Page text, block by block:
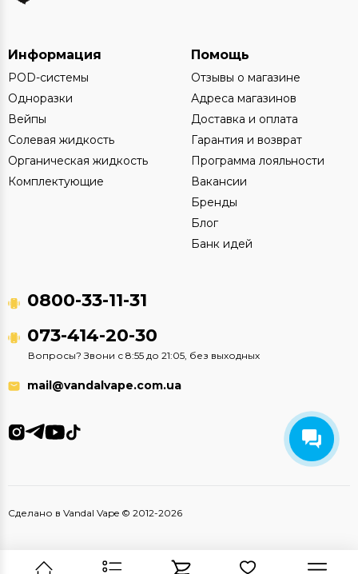
Информация
POD-системы
Одноразки
Вейпы
Солевая жидкость
Органическая жидкость
Комплектующие
Помощь
Отзывы о магазине
Адреса магазинов
Доставка и оплата
Гарантия и возврат
Программа лояльности
Вакансии
Бренды
Блог
Банк идей
0800-33-11-31
073-414-20-30
Вопросы? Звони с 8:55 до 21:05, без выходных
mail@vandalvape.com.ua
Сделано в Vandal Vape © 2012-2026